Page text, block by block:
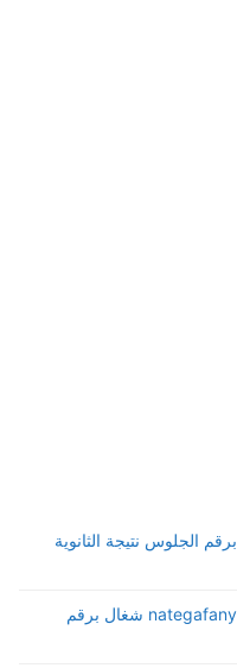
معرفة نتيجة الصف الثالث الثانوي 2026 برقم الجلوس نتيجة الثانوية
رابط نتيجة الدبلومات الفنية 2026 nategafany.emis شغال برقم